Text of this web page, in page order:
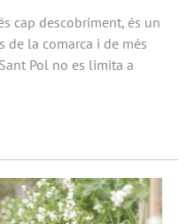
cap descobriment, és un
de la comarca i de més
Pol no es limita a